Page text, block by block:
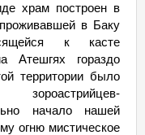
мало
храм построен в
в Баку
к касте
Атешгях гораздо
территории было
начало нашей
огню мистическое